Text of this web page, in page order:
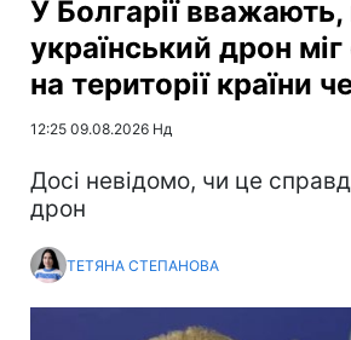
У Болгарії
український дрон
на території країни
12:25 09.08.2026 Нд
Досі невідомо, чи це
дрон
ТЕТЯНА СТЕПАНОВА